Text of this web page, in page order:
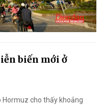
biến mới ở
Hormuz cho thấy khoảng